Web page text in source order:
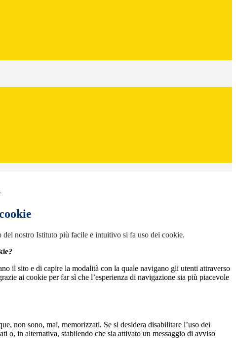
del nostro Istituto più facile e intuitivo si fa uso dei cookie.
il sito e di capire la modalità con la quale navigano gli utenti attraverso
ai cookie per far sì che l’esperienza di navigazione sia più piacevole
non sono, mai, memorizzati. Se si desidera disabilitare l’uso dei
o, in alternativa, stabilendo che sia attivato un messaggio di avviso